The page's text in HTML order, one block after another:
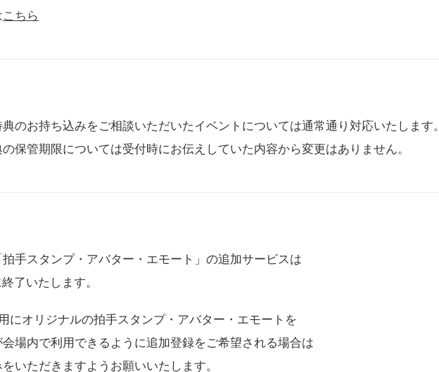
こちら
のお持ち込みをご相談いただいたイベントについては通常通り対応いたします。
保管期限については受付時にお伝えしていた内容から変更はありません。
手スタンプ・アバター・エモート」の追加サービスは
了いたします。
にオリジナルの拍手スタンプ・アバター・エモートを
場内で利用できるように追加登録をご希望される場合は
いただきますようお願いいたします。